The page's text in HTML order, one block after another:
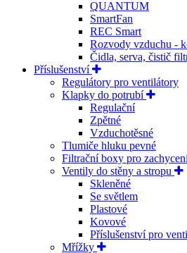
QUANTUM
SmartFan
REC Smart
Rozvody vzduchu -
Čidla, serva, čistič
Příslušenství
Regulátory pro ventilátory
Klapky do potrubí
Regulační
Zpětné
Vzduchotěsné
Tlumiče hluku pevné
Filtrační boxy pro
Ventily do stěny a stropu
Skleněné
Se světlem
Plastové
Kovové
Příslušenství pro
Mřížky